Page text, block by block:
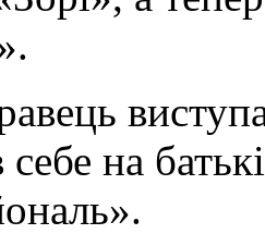
себе на